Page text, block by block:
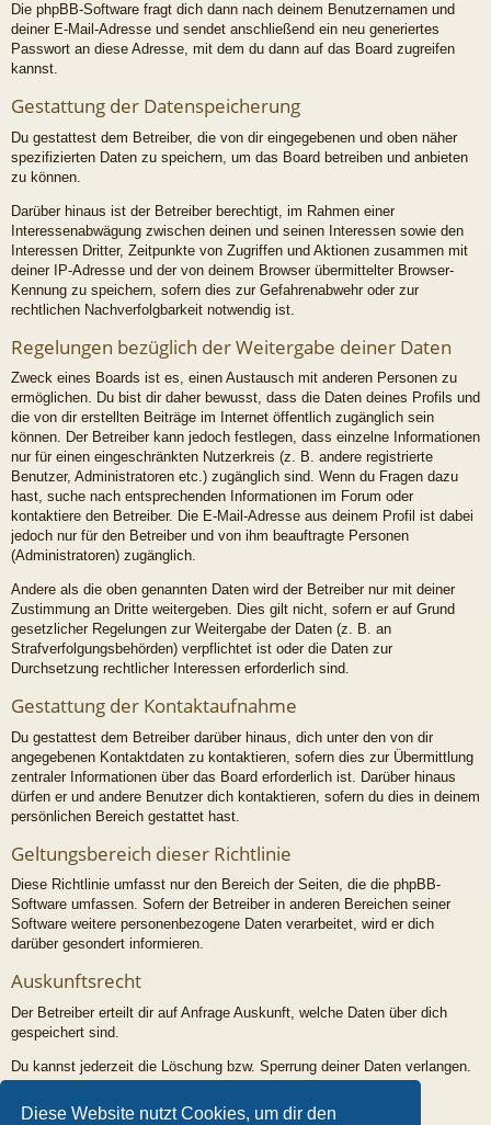
Diese Website nutzt Cookies, um dir den
Die phpBB-Software fragt dich dann nach deinem Benutzernamen und
deiner E-Mail-Adresse und sendet anschließend ein neu generiertes
Passwort an diese Adresse, mit dem du dann auf das Board zugreifen
kannst.
Gestattung der Datenspeicherung
Du gestattest dem Betreiber, die von dir eingegebenen und oben näher
spezifizierten Daten zu speichern, um das Board betreiben und anbieten
zu können.
Darüber hinaus ist der Betreiber berechtigt, im Rahmen einer
Interessenabwägung zwischen deinen und seinen Interessen sowie den
Interessen Dritter, Zeitpunkte von Zugriffen und Aktionen zusammen mit
deiner IP-Adresse und der von deinem Browser übermittelter Browser-
Kennung zu speichern, sofern dies zur Gefahrenabwehr oder zur
rechtlichen Nachverfolgbarkeit notwendig ist.
Regelungen bezüglich der Weitergabe deiner Daten
Zweck eines Boards ist es, einen Austausch mit anderen Personen zu
ermöglichen. Du bist dir daher bewusst, dass die Daten deines Profils und
die von dir erstellten Beiträge im Internet öffentlich zugänglich sein
können. Der Betreiber kann jedoch festlegen, dass einzelne Informationen
nur für einen eingeschränkten Nutzerkreis (z. B. andere registrierte
Benutzer, Administratoren etc.) zugänglich sind. Wenn du Fragen dazu
hast, suche nach entsprechenden Informationen im Forum oder
kontaktiere den Betreiber. Die E-Mail-Adresse aus deinem Profil ist dabei
jedoch nur für den Betreiber und von ihm beauftragte Personen
(Administratoren) zugänglich.
Andere als die oben genannten Daten wird der Betreiber nur mit deiner
Zustimmung an Dritte weitergeben. Dies gilt nicht, sofern er auf Grund
gesetzlicher Regelungen zur Weitergabe der Daten (z. B. an
Strafverfolgungsbehörden) verpflichtet ist oder die Daten zur
Durchsetzung rechtlicher Interessen erforderlich sind.
Gestattung der Kontaktaufnahme
Du gestattest dem Betreiber darüber hinaus, dich unter den von dir
angegebenen Kontaktdaten zu kontaktieren, sofern dies zur Übermittlung
zentraler Informationen über das Board erforderlich ist. Darüber hinaus
dürfen er und andere Benutzer dich kontaktieren, sofern du dies in deinem
persönlichen Bereich gestattet hast.
Geltungsbereich dieser Richtlinie
Diese Richtlinie umfasst nur den Bereich der Seiten, die die phpBB-
Software umfassen. Sofern der Betreiber in anderen Bereichen seiner
Software weitere personenbezogene Daten verarbeitet, wird er dich
darüber gesondert informieren.
Auskunftsrecht
Der Betreiber erteilt dir auf Anfrage Auskunft, welche Daten über dich
gespeichert sind.
Du kannst jederzeit die Löschung bzw. Sperrung deiner Daten verlangen.
Kontaktiere hierzu bitte den Betreiber.